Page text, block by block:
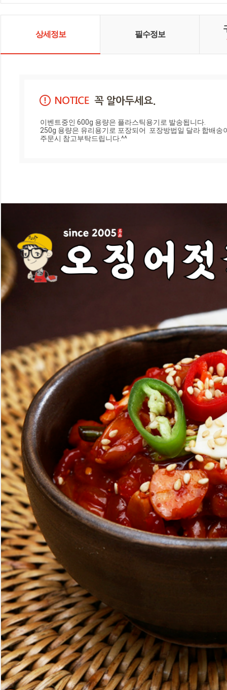
니다.
상세정보 필수정보
이벤트중인 600g 용량은 플라스틱용기로 발송됩니다.
250g 용량은 유리용기로 포장되어  포장방법일 달라 합배송
주문시 참고부탁드립니다.^^